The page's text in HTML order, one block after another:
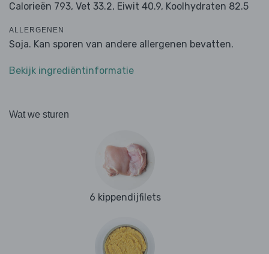
Calorieën 793, Vet 33.2, Eiwit 40.9, Koolhydraten 82.5
ALLERGENEN
Soja. Kan sporen van andere allergenen bevatten.
Bekijk ingrediëntinformatie
Wat we sturen
6 kippendijfilets